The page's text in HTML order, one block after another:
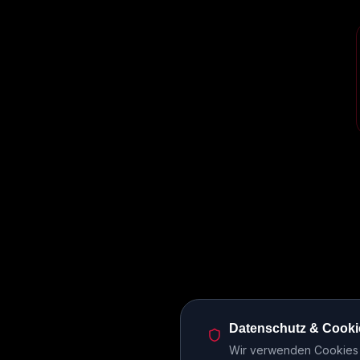
Datenschutz &
Wir verwenden